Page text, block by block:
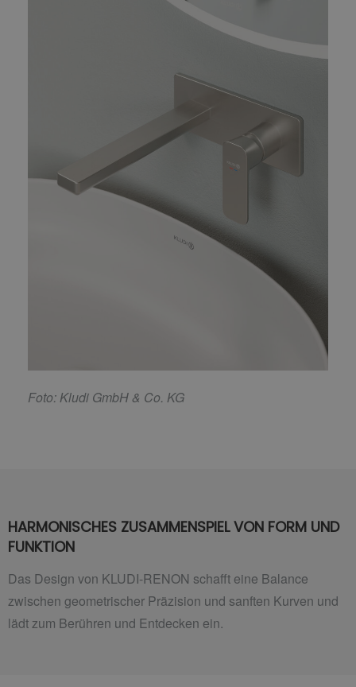
Foto: Kludi GmbH & Co. KG
HARMONISCHES ZUSAMMENSPIEL VON FORM UND
FUNKTION
Das Design von KLUDI-RENON schafft eine Balance
zwischen geometrischer Präzision und sanften Kurven und
lädt zum Berühren und Entdecken ein.